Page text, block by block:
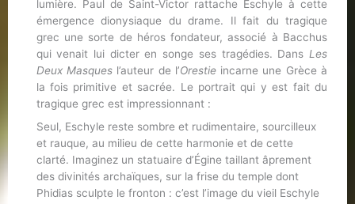
lumière. Paul de Saint-Victor rattache Eschyle à cette
émergence dionysiaque du drame. Il fait du tragique
grec une sorte de héros fondateur, associé à Bacchus
qui venait lui dicter en songe ses tragédies. Dans Les
Deux Masquesl’auteur de l’Orestie incarne une Grèce à
la fois primitive et sacrée. Le portrait qui y est fait du
tragique grec est impressionnant :
Seul, Eschyle reste sombre et rudimentaire, sourcilleux
et rauque, au milieu de cette harmonie et de cette
clarté. Imaginez un statuaire d’Égine taillant âprement
des divinités archaïques, sur la frise du temple dont
Phidias sculpte le fronton : c’est l’image du vieil Eschyle